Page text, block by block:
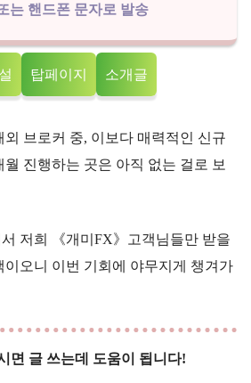
는 핸드폰 문자로 발송
탑페이지 소개글
브로커 중, 이보다 매력적인 신규
진행하는 곳은 아직 없는 걸로 보
저희 《개미FX》고객님들만 받을
이오니 이번 기회에 야무지게 챙겨가
면 글 쓰는데 도움이 됩니다!